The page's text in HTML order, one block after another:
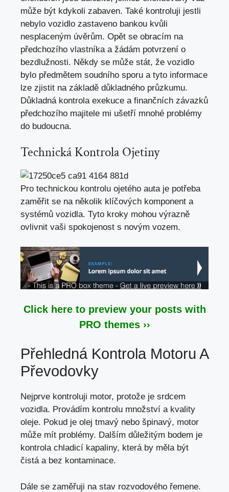
může být kdykoli zabaven. Také kontroluji jestli
nebylo vozidlo zastaveno bankou kvůli
nesplaceným úvěrům. Opět se obracím na
předchozího vlastníka a žádám potvrzení o
bezdlužnosti. Někdy se může stát, že vozidlo
bylo předmětem soudního sporu a tyto informace
lze zjistit na základě důkladného průzkumu.
Důkladná kontrola exekuce a finančních závazků
předchozího majitele mi ušetří mnohé problémy
do budoucna.
Technická Kontrola Ojetiny
Pro technickou kontrolu ojetého auta je potřeba
zaměřit se na několik klíčových komponent a
systémů vozidla. Tyto kroky mohou výrazně
ovlivnit vaši spokojenost s novým vozem.
Click here to preview your posts with
PRO themes ››
Přehledná Kontrola Motoru A
Převodovky
Nejprve kontroluji motor, protože je srdcem
vozidla. Provádím kontrolu množství a kvality
oleje. Pokud je olej tmavý nebo špinavý, motor
může mít problémy. Dalším důležitým bodem je
kontrola chladicí kapaliny, která by měla být
čistá a bez kontaminace.
Dále se zaměřuji na stav rozvodového řemene.